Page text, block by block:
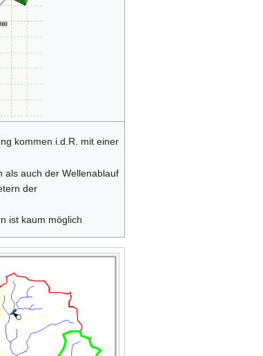
kommen i.d.R. mit einer
als auch der Wellenablauf
der
ist kaum möglich